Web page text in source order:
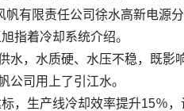
帆有限责任公司徐水高新电源
指着冷却系统介绍。
水，水质硬、水压不稳，既
公司用上了引江水。
，生产线冷却效率提升15％